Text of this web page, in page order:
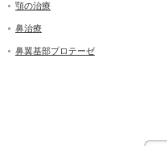
顎の治療
鼻治療
鼻翼基部プロテーゼ